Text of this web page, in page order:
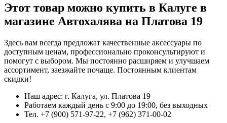
Этот товар можно купить в Калуге в
магазине Автохалява на Платова 19
Здесь вам всегда предложат качественные аксессуары по
доступным ценам, профессионально проконсультируют и
помогут с выбором. Мы постоянно расширяем и улучшаем
ассортимент, заезжайте почаще. Постоянным клиентам
скидки!
Наш адрес: г. Калуга, ул. Платова 19
Работаем каждый день с 9:00 до 19:00, без выходных
Тел. +7 (900) 571-97-22, +7 (962) 371-00-02